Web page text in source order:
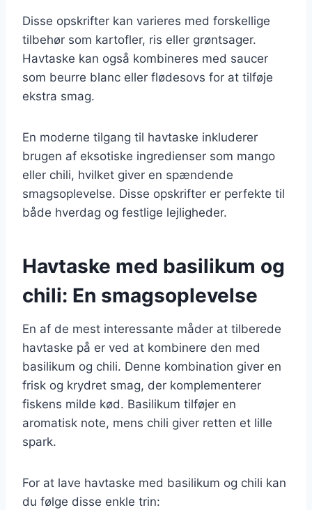
Disse opskrifter kan varieres med forskellige
tilbehør som kartofler, ris eller grøntsager.
Havtaske kan også kombineres med saucer
som beurre blanc eller flødesovs for at tilføje
ekstra smag.
En moderne tilgang til havtaske inkluderer
brugen af eksotiske ingredienser som mango
eller chili, hvilket giver en spændende
smagsoplevelse. Disse opskrifter er perfekte til
både hverdag og festlige lejligheder.
Havtaske med basilikum og
chili: En smagsoplevelse
En af de mest interessante måder at tilberede
havtaske på er ved at kombinere den med
basilikum og chili. Denne kombination giver en
frisk og krydret smag, der komplementerer
fiskens milde kød. Basilikum tilføjer en
aromatisk note, mens chili giver retten et lille
spark.
For at lave havtaske med basilikum og chili kan
du følge disse enkle trin: